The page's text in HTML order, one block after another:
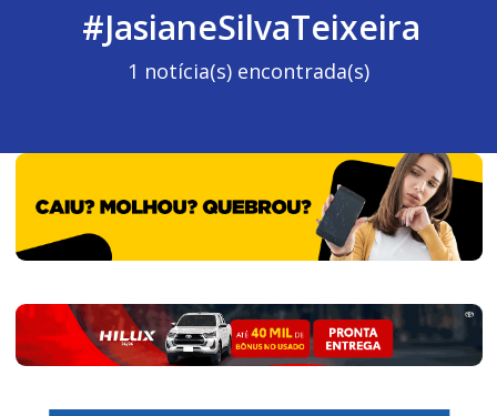
#JasianeSilvaTeixeira
1 notícia(s) encontrada(s)